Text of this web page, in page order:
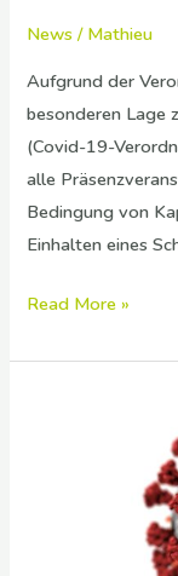
News / Mathieu
Aufgrund der
besonderen Lage
(Covid-19-
alle
Bedingung von
Einhalten eines
Read More »